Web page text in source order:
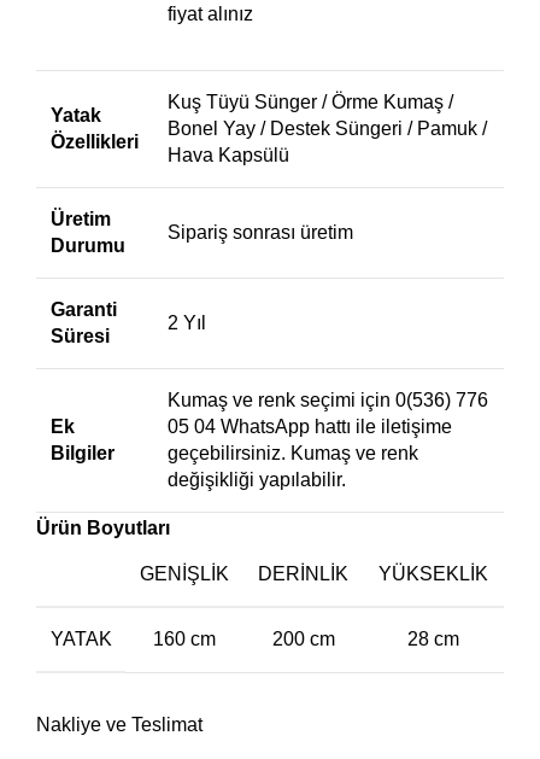
fiyat alınız
Yatak
Özellikleri
Kuş Tüyü Sünger / Örme Kumaş /
Bonel Yay / Destek Süngeri / Pamuk /
Hava Kapsülü
Üretim
Durumu
Sipariş sonrası üretim
Garanti
Süresi
2 Yıl
Ek
Bilgiler
Kumaş ve renk seçimi için 0(536) 776
05 04 WhatsApp hattı ile iletişime
geçebilirsiniz. Kumaş ve renk
değişikliği yapılabilir.
Ürün Boyutları
GENIŞLIK DERINLIK YÜKSEKLIK
YATAK 160 cm 200 cm 28 cm
Nakliye ve Teslimat